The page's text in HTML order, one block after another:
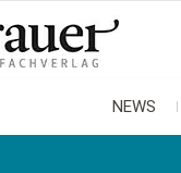
NEWS